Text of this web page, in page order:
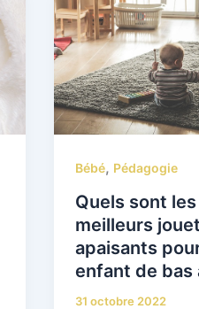
Bébé, Pédagogie
Quels sont les
meilleurs
apaisants
enfant de bas
31 octobre 2022